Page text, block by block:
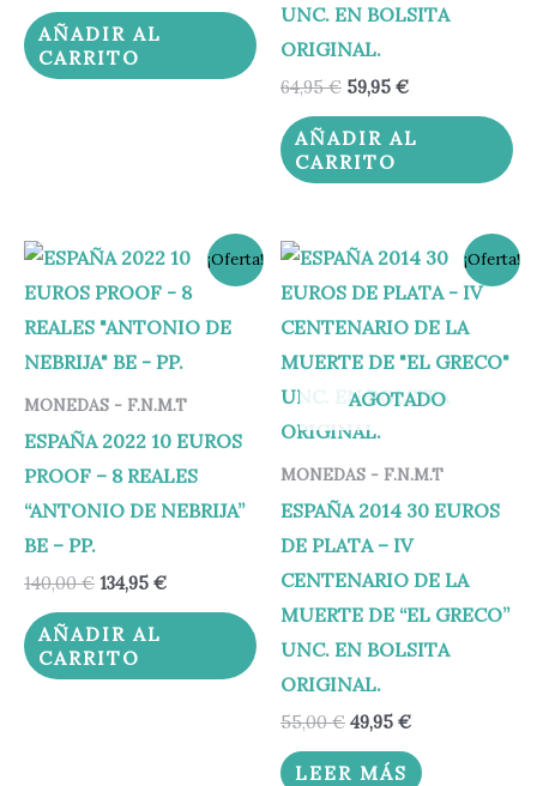
AÑADIR AL
CARRITO
UNC. EN BOLSITA
ORIGINAL.
64,95€ 59,95 €
AÑADIR AL
CARRITO
¡Oferta!
MONEDAS - F.N.M.T
ESPAÑA 2022 10 EUROS
PROOF – 8 REALES
“ANTONIO DE NEBRIJA”
BE – PP.
140,00€
El
precio
original
era:
140,00 €.
134,95 €
El
precio
actual
es:
134,95 €.
AÑADIR AL
CARRITO
¡Oferta!
AGOTADO
MONEDAS - F.N.M.T
ESPAÑA 2014 30 EUROS
DE PLATA – IV
CENTENARIO DE LA
MUERTE DE “EL GRECO”
UNC. EN BOLSITA
ORIGINAL.
55,00€
El
precio
original
era:
55,00 €.
49,95 €
El
precio
actual
es:
49,95 €.
LEER MÁS